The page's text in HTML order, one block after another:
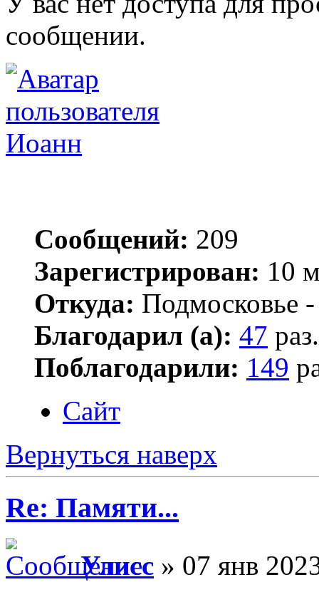
сообщении.
Иоанн
Сообщений: 209
Зарегистрирован: 10
Откуда: Подмосковье
Благодарил (а): 47 раз.
Поблагодарили: 149
Сайт
Вернуться наверх
Re: Памяти...
Улисс » 07 янв